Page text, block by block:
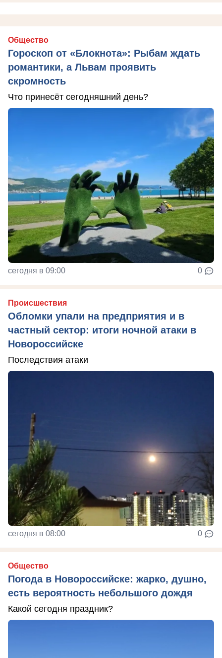
Общество
Гороскоп от «Блокнота»: Рыбам ждать
романтики, а Львам проявить
скромность
Что принесёт сегодняшний день?
сегодня в 09:00 0
Происшествия
Обломки упали на предприятия и в
частный сектор: итоги ночной атаки в
Новороссийске
Последствия атаки
сегодня в 08:00 0
Общество
Погода в Новороссийске: жарко, душно,
есть вероятность небольшого дождя
Какой сегодня праздник?